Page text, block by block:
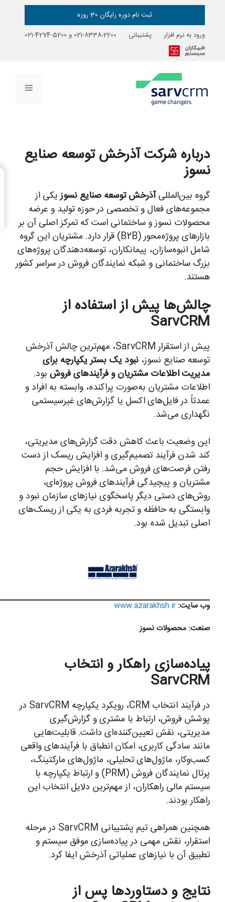
ثبت نام دوره رایگان 30 روزه
ورود به نرم افزار
پشتیبانی 2200-8338-021 و5200-4274-021
فهرست
دربارهشرکت آذرخش توسعه صنایع
نسوز
گروه بین‌المللیآذرخش توسعه صنایع نسوزیکی از
مجموعه‌های فعال و تخصصی در حوزه تولید و عرضه
محصولات نسوز و ساختمانی است که تمرکز اصلی آن بر
بازارهای پروژه‌محور (B2B) قرار دارد. مشتریان این گروه
شامل انبوه‌سازان، پیمانکاران، توسعه‌دهندگان پروژه‌های
بزرگ ساختمانی و شبکه نمایندگان فروش در سراسر کشور
هستند.
چالش‌ها پیش از استفاده از
SarvCRM
پیش از استقرار SarvCRM، مهم‌ترین چالش آذرخش
توسعه صنایع نسوز،نبود یک بستر یکپارچه برای
مدیریت اطلاعات مشتریان و فرآیندهای فروشبود.
اطلاعات مشتریان به‌صورت پراکنده، وابسته به افراد و
عمدتاً در فایل‌های اکسل یا گزارش‌های غیرسیستمی
نگهداری می‌شد.
این وضعیت باعث کاهش دقت گزارش‌های مدیریتی،
کند شدن فرآیند تصمیم‌گیری و افزایش ریسک از دست
رفتن فرصت‌های فروش می‌شد. با افزایش حجم
مشتریان و پیچیدگی فرآیندهای فروش پروژه‌ای،
روش‌های دستی دیگر پاسخگوی نیازهای سازمان نبود و
وابستگی به حافظه و تجربه فردی به یکی از ریسک‌های
اصلی تبدیل شده بود.
وب سایت: www.azarakhsh.ir
صنعت:محصولات نسوز
پیاده‌سازی راهکار و انتخاب
SarvCRM
در فرآیند انتخاب CRM، رویکرد یکپارچه SarvCRM در
پوشش فروش، ارتباط با مشتری و گزارش‌گیری
مدیریتی، نقش تعیین‌کننده‌ای داشت. قابلیت‌هایی
مانند سادگی کاربری، امکان انطباق با فرآیندهای واقعی
کسب‌وکار، ماژول‌های تحلیلی، ماژول‌های مارکتینگ،
پرتال نمایندگان فروش (PRM) و ارتباط یکپارچه با
سیستم مالی راهکاران، از مهم‌ترین دلایل انتخاب این
راهکار بودند.
همچنین همراهی تیم پشتیبانی SarvCRM در مرحله
استقرار، نقش مهمی در پیاده‌سازی موفق سیستم و
تطبیق آن با نیازهای عملیاتی آذرخش ایفا کرد.
نتایج و دستاوردها پس از